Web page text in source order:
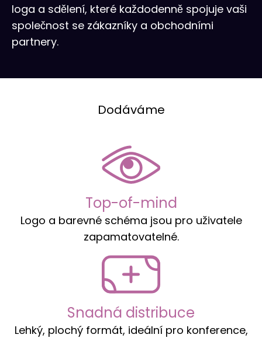
loga a sdělení, které každodenně spojuje vaši
společnost se zákazníky a obchodními
partnery.
Dodáváme
Top-of-mind
Logo a barevné schéma jsou pro uživatele
zapamatovatelné.
Snadná distribuce
Lehký, plochý formát, ideální pro konference,